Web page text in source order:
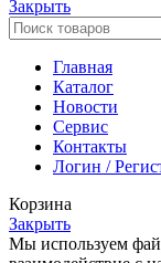
Закрыть
Главная
Каталог
Новости
Сервис
Контакты
Логин /
Корзина
Закрыть
Мы используем